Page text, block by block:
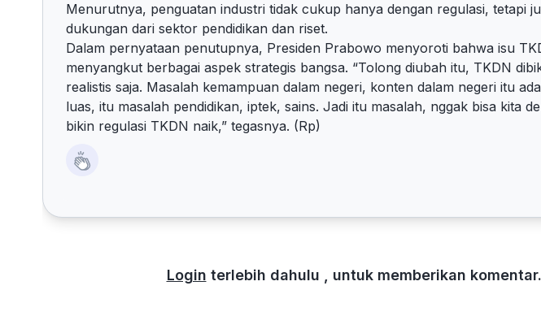
Menurutnya, penguatan industri tidak cukup hanya dengan regulasi, tetapi
dukungan dari sektor pendidikan dan riset.
Dalam pernyataan penutupnya, Presiden Prabowo menyoroti bahwa isu
menyangkut berbagai aspek strategis bangsa. “Tolong diubah itu, TKDN
realistis saja. Masalah kemampuan dalam negeri, konten dalam negeri itu
luas, itu masalah pendidikan, iptek, sains. Jadi itu masalah, nggak bisa kita
bikin regulasi TKDN naik,” tegasnya. (Rp)
Login terlebih dahulu , untuk memberikan komentar.